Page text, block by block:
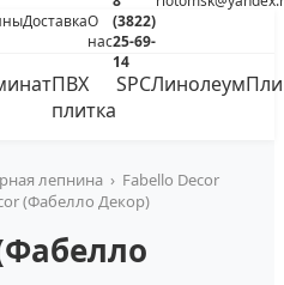
ДоставкаО
нас
(3822)
25-69-
14
ПВХ
плитка
SPCЛинолеум
лепнина › Fabello Decor
(Фабелло Декор)